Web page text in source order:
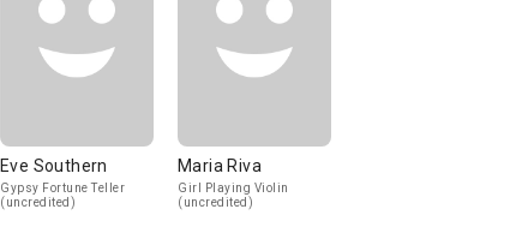
Eve Southern
Gypsy Fortune Teller
(uncredited)
Maria Riva
Girl Playing Violin
(uncredited)